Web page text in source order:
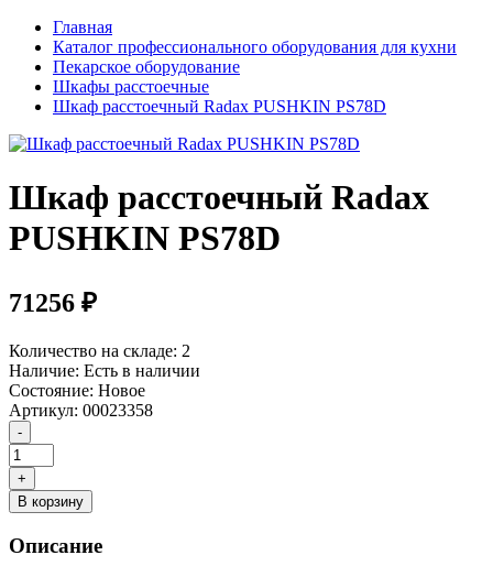
Главная
Каталог профессионального оборудования для кухни
Пекарское оборудование
Шкафы расстоечные
Шкаф расстоечный Radax PUSHKIN PS78D
Шкаф расстоечный Radax
PUSHKIN PS78D
71256 ₽
Количество на складе: 2
Наличие: Есть в наличии
Состояние: Новое
Артикул: 00023358
В корзину
Описание